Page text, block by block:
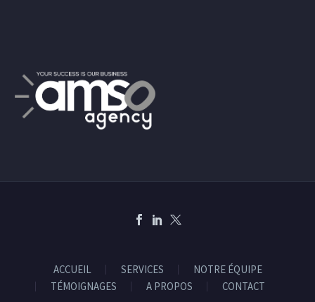
ACCUEIL SERVICES
NOTRE ÉQUIPE
TÉMOIGNAGES
A PROPOS CONTACT